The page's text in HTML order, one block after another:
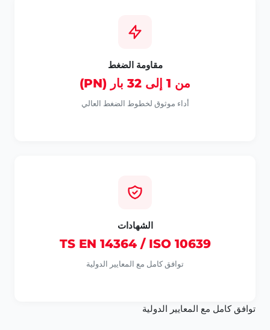
مقاومة الضغط
من 1 إلى 32 بار (PN)
أداء موثوق لخطوط الضغط العالي
الشهادات
TS EN 14364 / ISO 10639
توافق كامل مع المعايير الدولية
توافق كامل مع المعايير الدولية